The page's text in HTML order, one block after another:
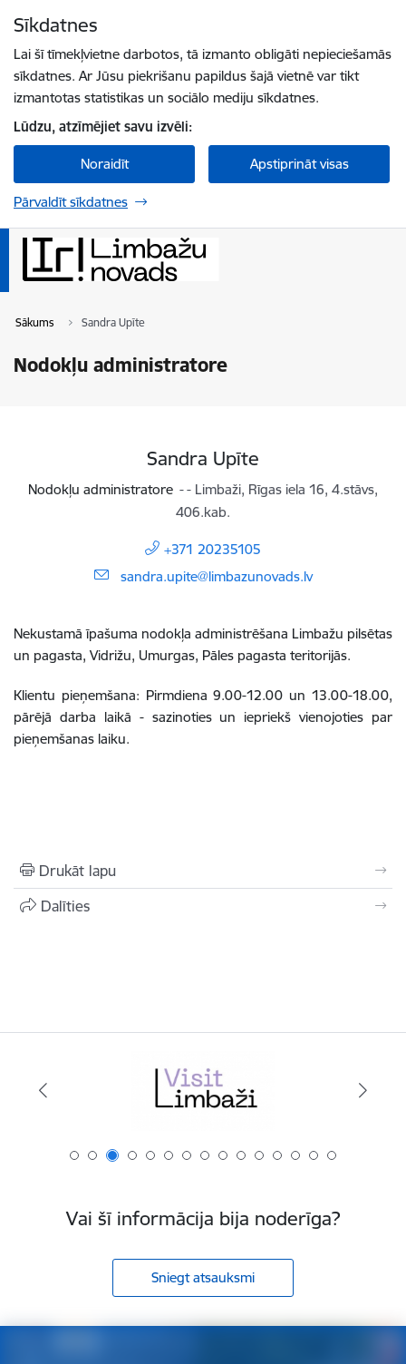
Sīkdatnes
Lai šī tīmekļvietne darbotos, tā izmanto obligāti nepieciešamās
sīkdatnes. Ar Jūsu piekrišanu papildus šajā vietnē var tikt
izmantotas statistikas un sociālo mediju sīkdatnes.
Lūdzu, atzīmējiet savu izvēli:
Noraidīt Apstiprināt visas
Pārvaldīt sīkdatnes
Sākums Sandra Upīte
Nodokļu administratore
Sandra Upīte
Nodokļu administratore
- Limbaži, Rīgas iela 16, 4.stāvs,
406.kab.
+371 20235105
E-pasts:
sandra.upite@limbazunovads.lv
Nekustamā īpašuma nodokļa administrēšana Limbažu pilsētas
un pagasta, Vidrižu, Umurgas, Pāles pagasta teritorijās.
Klientu pieņemšana: Pirmdiena 9.00-12.00 un 13.00-18.00,
pārējā darba laikā - sazinoties un iepriekš vienojoties par
pieņemšanas laiku.
Drukāt lapu
Dalīties
Vai šī informācija bija noderīga?
Sniegt atsauksmi